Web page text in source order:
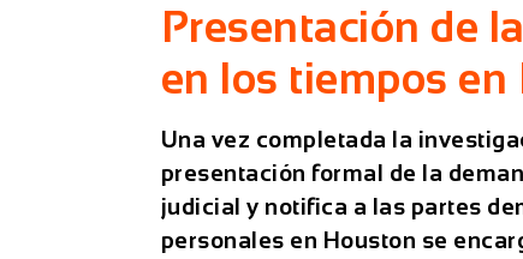
Presentación de
en los tiempos en
Una vez completada la
presentación formal de la
judicial y notifica a las partes
personales en Houston se